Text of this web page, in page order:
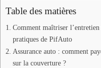
Table des matières
Comment maîtriser
pratiques de PifAuto
Assurance auto : comment
sur la couverture ?